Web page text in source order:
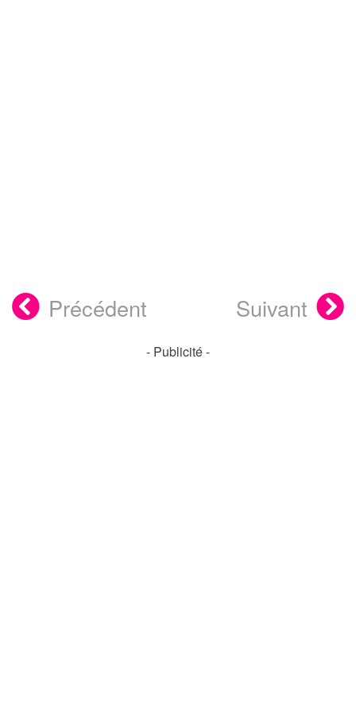
Précédent Suivant
- Publicité -